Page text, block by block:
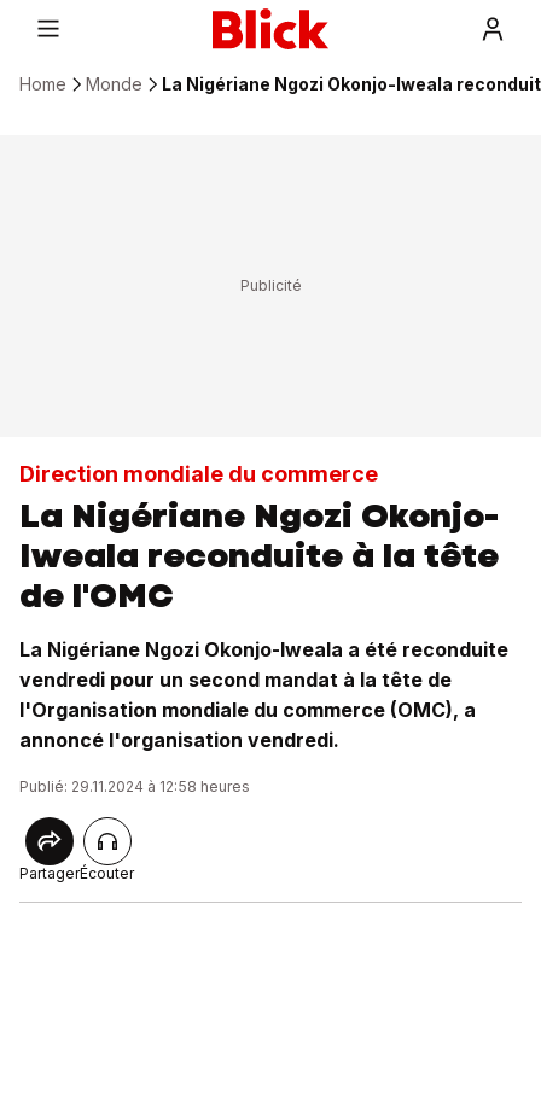
Home Monde La Nigériane Ngozi Okonjo-Iweala
Direction mondiale du commerce
La Nigériane Ngozi Okonjo-
Iweala reconduite à la tête
de l'OMC
La Nigériane Ngozi Okonjo-Iweala a été reconduite
vendredi pour un second mandat à la tête de
l'Organisation mondiale du commerce (OMC), a
annoncé l'organisation vendredi.
Publié: 29.11.2024 à 12:58 heures
PartagerÉcouter